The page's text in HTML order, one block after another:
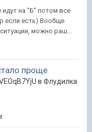
на "Б" потом все
если есть) Вообще
можно раш...
проще
в Флудилка